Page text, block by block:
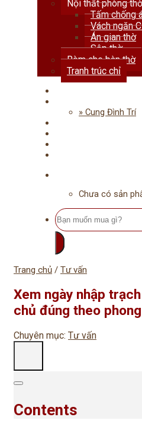
Nội thất phòng thờ
Tấm chống
Vách ngăn
Án gian thờ
Sập thờ
Rèm che bàn thờ
Tranh trúc chỉ
» Cung Đình Trí
Chưa có sản
Tìm
kiếm:
Trang chủ / Tư vấn
Xem ngày nhập
chủ đúng theo
Chuyên mục: Tư vấn
Contents